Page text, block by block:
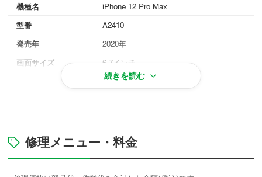
機種名
iPhone 12 Pro Max
型番
A2410
発売年
2020年
画面サイズ
6.7インチ
226g
本体カラー
シルバー, グラファイト, ゴールド, パシフ
ィックブルー
続きを読む
修理メニュー・料金